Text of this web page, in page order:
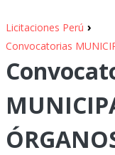
Licitaciones Perú ›
Convocatorias